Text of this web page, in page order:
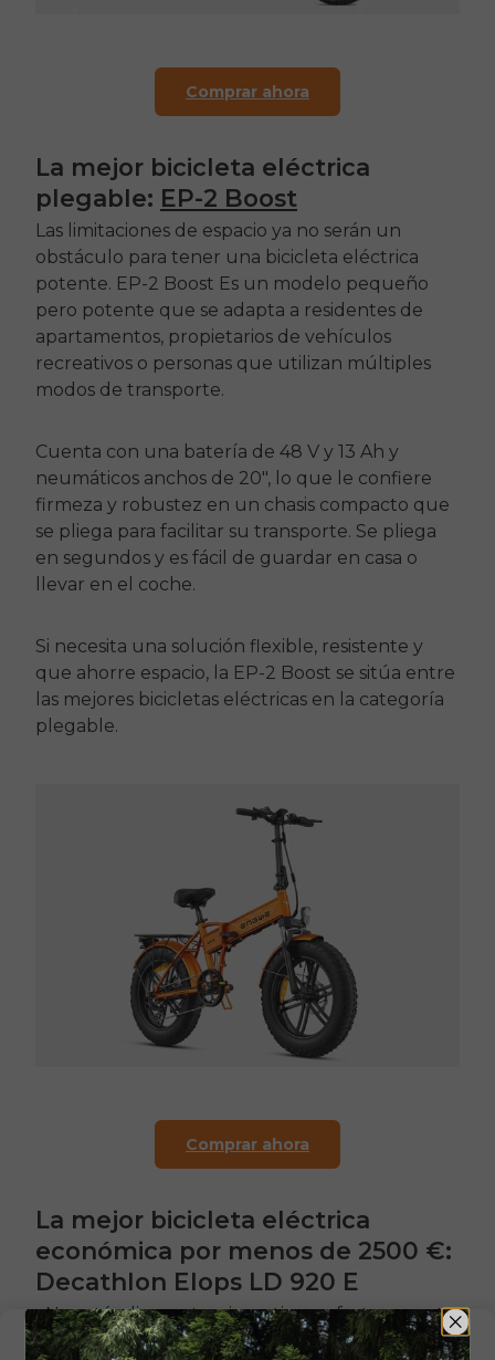
Comprar ahora
La mejor bicicleta eléctrica
plegable: EP-2 Boost
Las limitaciones de espacio ya no serán un
obstáculo para tener una bicicleta eléctrica
potente. EP-2 Boost Es un modelo pequeño
pero potente que se adapta a residentes de
apartamentos, propietarios de vehículos
recreativos o personas que utilizan múltiples
modos de transporte.
Cuenta con una batería de 48 V y 13 Ah y
neumáticos anchos de 20", lo que le confiere
firmeza y robustez en un chasis compacto que
se pliega para facilitar su transporte. Se pliega
en segundos y es fácil de guardar en casa o
llevar en el coche.
Si necesita una solución flexible, resistente y
que ahorre espacio, la EP-2 Boost se sitúa entre
las mejores bicicletas eléctricas en la categoría
plegable.
Comprar ahora
La mejor bicicleta eléctrica
económica por menos de 2500 €:
Decathlon Elops LD 920 E
¿No estás dispuesto a invertir una fortuna en tu
primera bicicleta eléctrica? No hay problema. La